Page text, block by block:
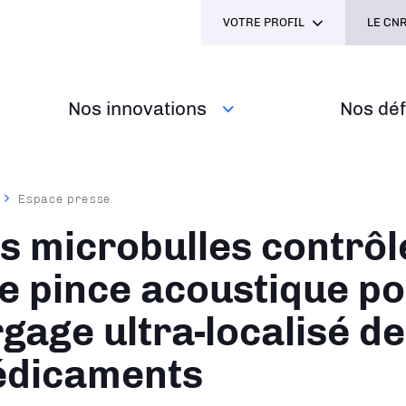
Nos innovations Nos
VOTRE PROFIL LE
Espace presse
microbulles
pince acoustique
ultra-localisé de